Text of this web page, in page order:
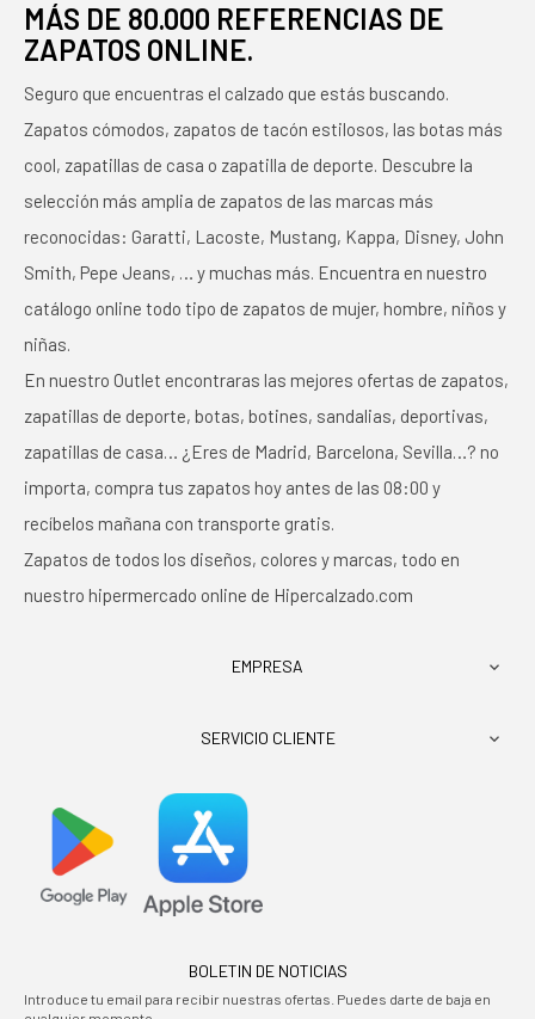
MÁS DE 80.000 REFERENCIAS DE
ZAPATOS ONLINE.
Seguro que encuentras el calzado que estás buscando.
Zapatos cómodos, zapatos de tacón estilosos, las botas más
cool, zapatillas de casa o zapatilla de deporte. Descubre la
selección más amplia de zapatos de las marcas más
reconocidas: Garatti, Lacoste, Mustang, Kappa, Disney, John
Smith, Pepe Jeans, … y muchas más. Encuentra en nuestro
catálogo online todo tipo de zapatos de mujer, hombre, niños y
niñas.
En nuestro Outlet encontraras las mejores ofertas de zapatos,
zapatillas de deporte, botas, botines, sandalias, deportivas,
zapatillas de casa… ¿Eres de Madrid, Barcelona, Sevilla…? no
importa, compra tus zapatos hoy antes de las 08:00 y
recíbelos mañana con transporte gratis.
Zapatos de todos los diseños, colores y marcas, todo en
nuestro hipermercado online de Hipercalzado.com
EMPRESA 
SERVICIO CLIENTE 
BOLETIN DE NOTICIAS
Introduce tu email para recibir nuestras ofertas. Puedes darte de baja en